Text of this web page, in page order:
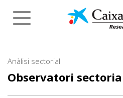
Anàlisi sectorial
Observatori